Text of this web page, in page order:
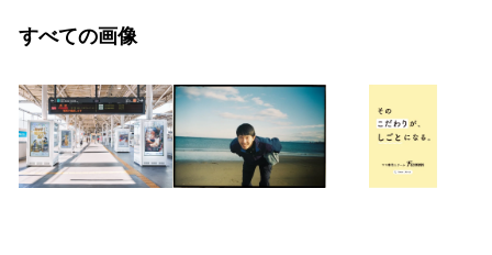
すべての画像